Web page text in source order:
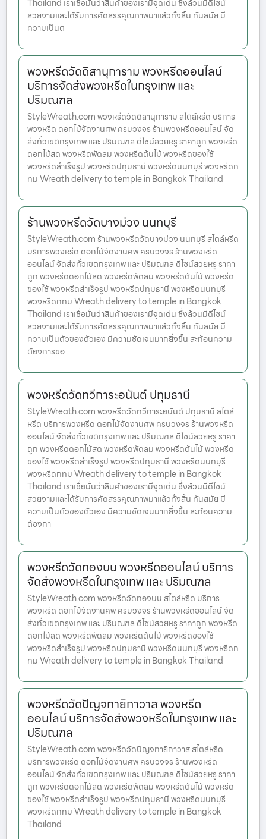
Thailand เราเชื่อมั่นว่าสินค้าของเรามีจุดเด่น ซึ่งล้วนมีดีไซน์
สวยงามและได้รับการคัดสรรคุณภาพมาแล้วทั้งสิ้น ทันสมัย มี
ความเป็นต
พวงหรีดวัดดิสานุการาม พวงหรีดออนไลน์
บริการจัดส่งพวงหรีดในกรุงเทพ และ
ปริมณฑล
StyleWreath.com พวงหรีดวัดดิสานุการาม สไตล์หรีด บริการ
พวงหรีด ดอกไม้จัดงานศพ ครบวงจร ร้านพวงหรีดออนไลน์ จัด
ส่งทั่วเขตกรุงเทพ และ ปริมณฑล ดีไซน์สวยหรู ราคาถูก พวงหรีด
ดอกไม้สด พวงหรีดพัดลม พวงหรีดต้นไม้ พวงหรีดของใช้
พวงหรีดสำเร็จรูป พวงหรีดปทุมธานี พวงหรีดนนทบุรี พวงหรีดก
ทม Wreath delivery to temple in Bangkok Thailand
ร้านพวงหรีดวัดบางม่วง นนทบุรี
StyleWreath.com ร้านพวงหรีดวัดบางม่วง นนทบุรี สไตล์หรีด
บริการพวงหรีด ดอกไม้จัดงานศพ ครบวงจร ร้านพวงหรีด
ออนไลน์ จัดส่งทั่วเขตกรุงเทพ และ ปริมณฑล ดีไซน์สวยหรู ราคา
ถูก พวงหรีดดอกไม้สด พวงหรีดพัดลม พวงหรีดต้นไม้ พวงหรีด
ของใช้ พวงหรีดสำเร็จรูป พวงหรีดปทุมธานี พวงหรีดนนทบุรี
พวงหรีดกทม Wreath delivery to temple in Bangkok
Thailand เราเชื่อมั่นว่าสินค้าของเรามีจุดเด่น ซึ่งล้วนมีดีไซน์
สวยงามและได้รับการคัดสรรคุณภาพมาแล้วทั้งสิ้น ทันสมัย มี
ความเป็นตัวของตัวเอง มีความชัดเจนมากยิ่งขึ้น สะท้อนความ
ต้องการขอ
พวงหรีดวัดทวีการะอนันต์ ปทุมธานี
StyleWreath.com พวงหรีดวัดทวีการะอนันต์ ปทุมธานี สไตล์
หรีด บริการพวงหรีด ดอกไม้จัดงานศพ ครบวงจร ร้านพวงหรีด
ออนไลน์ จัดส่งทั่วเขตกรุงเทพ และ ปริมณฑล ดีไซน์สวยหรู ราคา
ถูก พวงหรีดดอกไม้สด พวงหรีดพัดลม พวงหรีดต้นไม้ พวงหรีด
ของใช้ พวงหรีดสำเร็จรูป พวงหรีดปทุมธานี พวงหรีดนนทบุรี
พวงหรีดกทม Wreath delivery to temple in Bangkok
Thailand เราเชื่อมั่นว่าสินค้าของเรามีจุดเด่น ซึ่งล้วนมีดีไซน์
สวยงามและได้รับการคัดสรรคุณภาพมาแล้วทั้งสิ้น ทันสมัย มี
ความเป็นตัวของตัวเอง มีความชัดเจนมากยิ่งขึ้น สะท้อนความ
ต้องกา
พวงหรีดวัดทองบน พวงหรีดออนไลน์ บริการ
จัดส่งพวงหรีดในกรุงเทพ และ ปริมณฑล
StyleWreath.com พวงหรีดวัดทองบน สไตล์หรีด บริการ
พวงหรีด ดอกไม้จัดงานศพ ครบวงจร ร้านพวงหรีดออนไลน์ จัด
ส่งทั่วเขตกรุงเทพ และ ปริมณฑล ดีไซน์สวยหรู ราคาถูก พวงหรีด
ดอกไม้สด พวงหรีดพัดลม พวงหรีดต้นไม้ พวงหรีดของใช้
พวงหรีดสำเร็จรูป พวงหรีดปทุมธานี พวงหรีดนนทบุรี พวงหรีดก
ทม Wreath delivery to temple in Bangkok Thailand
พวงหรีดวัดปัญจทายิกาวาส พวงหรีด
ออนไลน์ บริการจัดส่งพวงหรีดในกรุงเทพ และ
ปริมณฑล
StyleWreath.com พวงหรีดวัดปัญจทายิกาวาส สไตล์หรีด
บริการพวงหรีด ดอกไม้จัดงานศพ ครบวงจร ร้านพวงหรีด
ออนไลน์ จัดส่งทั่วเขตกรุงเทพ และ ปริมณฑล ดีไซน์สวยหรู ราคา
ถูก พวงหรีดดอกไม้สด พวงหรีดพัดลม พวงหรีดต้นไม้ พวงหรีด
ของใช้ พวงหรีดสำเร็จรูป พวงหรีดปทุมธานี พวงหรีดนนทบุรี
พวงหรีดกทม Wreath delivery to temple in Bangkok
Thailand